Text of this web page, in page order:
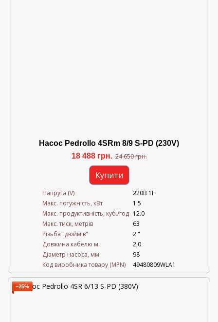
Насос Pedrollo 4SRm 8/9 S-PD (230V)
18 488 грн. 24 650 грн.
Купити
Напруга (V)
220В 1F
Mакс. потужність, кВт
1.5
Mакс. продуктивність, куб./год 12.0
Maкс. тиск, метрів
63
Різьба "дюймів"
2 "
Довжина кабелю м.
2,0
Діаметр насоса, мм
98
Код виробника товару (MPN)
49480809WLA1
−25%